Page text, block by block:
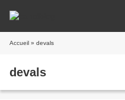
Accueil » devals
devals